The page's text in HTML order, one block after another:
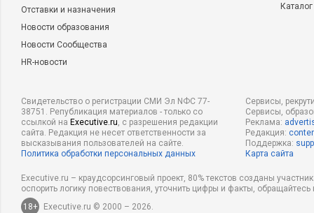
Отставки и назначения
Новости образования
Новости Сообщества
HR-новости
Свидетельство о регистрации СМИ Эл NФС 77-
38751. Републикация материалов - только со
ссылкой на Executive.ru, с разрешения редакции
сайта. Редакция не несет ответственности за
высказывания пользователей на сайте.
Политика обработки персональных данных
Сервисы,
Сервисы,
Реклама:
Редакция:
Поддержка:
Карта сайта
Executive.ru – краудсорсинговый проект, 80% текстов созданы
оспорить логику повествования, уточнить цифры и факты,
18+
Executive.ru © 2000 – 2026.